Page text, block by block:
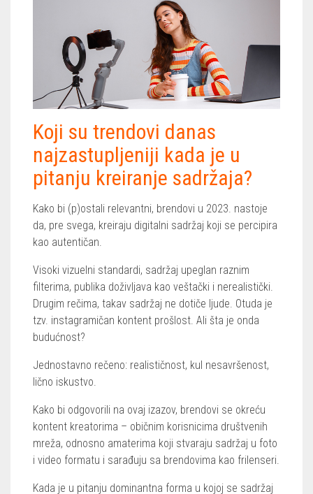
Koji su trendovi danas
najzastupljeniji kada je u
pitanju kreiranje sadržaja?
Kako bi (p)ostali relevantni, brendovi u 2023. nastoje
da, pre svega, kreiraju digitalni sadržaj koji se percipira
kao autentičan.
Visoki vizuelni standardi, sadržaj upeglan raznim
filterima, publika doživljava kao veštački i nerealistički.
Drugim rečima, takav sadržaj ne dotiče ljude. Otuda je
tzv. instagramičan kontent prošlost. Ali šta je onda
budućnost?
Jednostavno rečeno: realističnost, kul nesavršenost,
lično iskustvo.
Kako bi odgovorili na ovaj izazov, brendovi se okreću
kontent kreatorima – običnim korisnicima društvenih
mreža, odnosno amaterima koji stvaraju sadržaj u foto
i video formatu i sarađuju sa brendovima kao frilenseri.
Kada je u pitanju dominantna forma u kojoj se sadržaj